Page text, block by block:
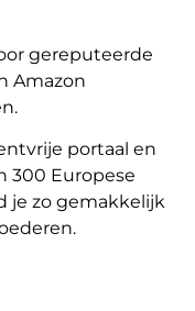
gereputeerde
Amazon
portaal en
300 Europese
je zo gemakkelijk